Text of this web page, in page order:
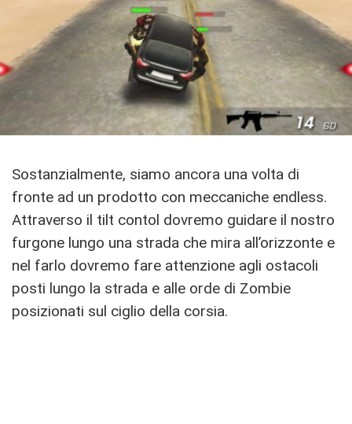
Sostanzialmente, siamo ancora una volta di
fronte ad un prodotto con meccaniche endless.
Attraverso il tilt contol dovremo guidare il nostro
furgone lungo una strada che mira all’orizzonte e
nel farlo dovremo fare attenzione agli ostacoli
posti lungo la strada e alle orde di Zombie
posizionati sul ciglio della corsia.